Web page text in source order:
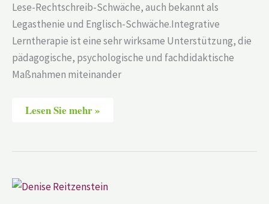
Lese-Rechtschreib-Schwäche, auch bekannt als
Legasthenie und Englisch-Schwäche.Integrative
Lerntherapie ist eine sehr wirksame Unterstützung, die
pädagogische, psychologische und fachdidaktische
Maßnahmen miteinander
Lesen Sie mehr »
Denise
Reitzenstein